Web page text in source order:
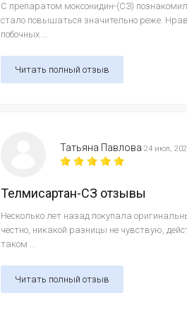
С препаратом моксонидин-(СЗ)
стало повышаться значительно реже.
побочных ...
Читать полный отзыв
Татьяна Павлова24 июл,
Телмисартан-СЗ отзывы
Несколько лет назад покупала
честно, никакой разницы не чувствую,
таком ...
Читать полный отзыв